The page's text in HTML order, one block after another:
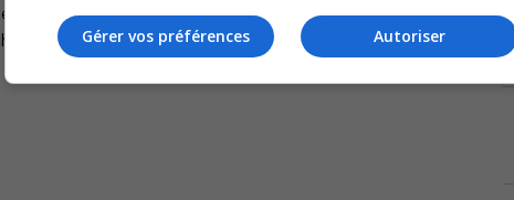
lors de l’unique affrontement entre les deux équipes
inaugural des Lions.
Autoriser
Gérer vos préférences